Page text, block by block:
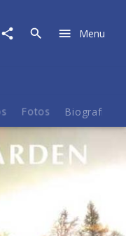
Menu
Fotos Biografie